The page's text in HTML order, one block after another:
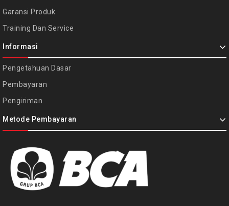
Garansi Produk
Training Dan Service
Informasi
Pengetahuan Dasar
Pembayaran
Pengiriman
Metode Pembayaran